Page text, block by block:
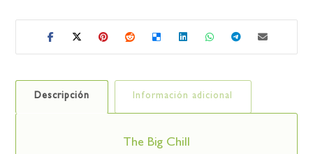
Descripción Información adicional
The Big Chill